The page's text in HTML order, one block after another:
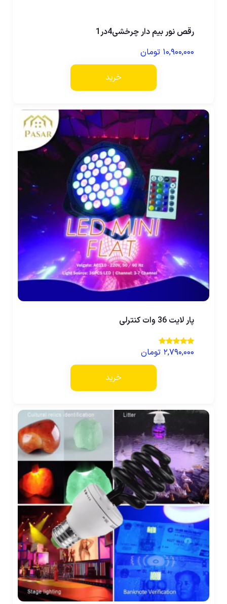
رقص نور بیم دار چرخشی4در1
۱۰,۹۰۰,۰۰۰ تومان
خرید
پار لایت 36 وات کنترلی
نمره
5.00
۲,۷۹۰,۰۰۰ تومان
خرید